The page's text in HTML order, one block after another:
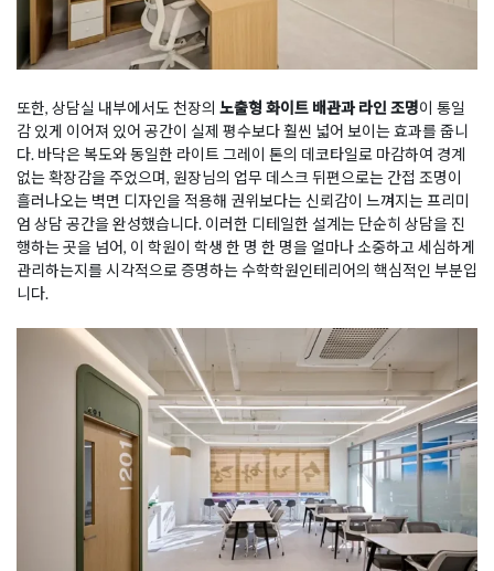
또한, 상담실 내부에서도 천장의 노출형 화이트 배관과 라인 조명이 통일
감 있게 이어져 있어 공간이 실제 평수보다 훨씬 넓어 보이는 효과를 줍니
다. 바닥은 복도와 동일한 라이트 그레이 톤의 데코타일로 마감하여 경계
없는 확장감을 주었으며, 원장님의 업무 데스크 뒤편으로는 간접 조명이
흘러나오는 벽면 디자인을 적용해 권위보다는 신뢰감이 느껴지는 프리미
엄 상담 공간을 완성했습니다. 이러한 디테일한 설계는 단순히 상담을 진
행하는 곳을 넘어, 이 학원이 학생 한 명 한 명을 얼마나 소중하고 세심하게
관리하는지를 시각적으로 증명하는 수학학원인테리어의 핵심적인 부분입
니다.